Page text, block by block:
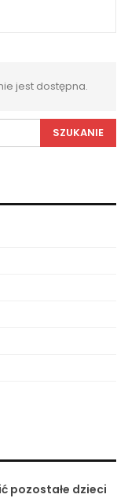
jest dostępna.
pozostałe dzieci